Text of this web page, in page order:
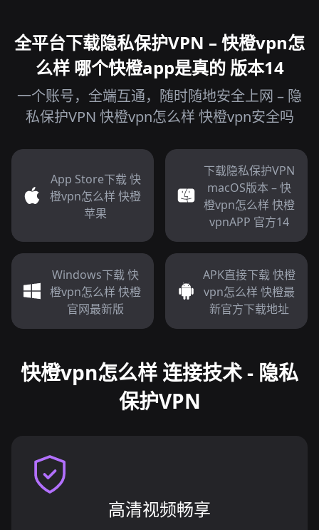
全平台下载隐私保护VPN – 快橙vpn怎
么样 哪个快橙app是真的 版本14
一个账号，全端互通，随时随地安全上网 – 隐
私保护VPN 快橙vpn怎么样 快橙vpn安全吗
App Store下载 快
橙vpn怎么样 快橙
苹果
下载隐私保护VPN
macOS版本 – 快
橙vpn怎么样 快橙
vpnAPP 官方14
Windows下载 快
橙vpn怎么样 快橙
官网最新版
APK直接下载 快橙
vpn怎么样 快橙最
新官方下载地址
快橙vpn怎么样 连接技术 - 隐私
保护VPN
高清视频畅享